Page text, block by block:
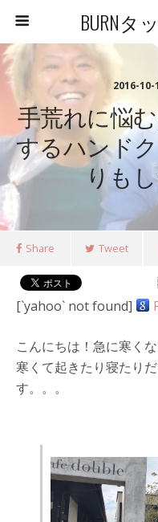
BURN
2016-
手荒れに悩
するハンド
りも
Share Tweet
[`yahoo` not found]
こんにちは！急に寒く
寒くて起きたり寝たり
す。。。